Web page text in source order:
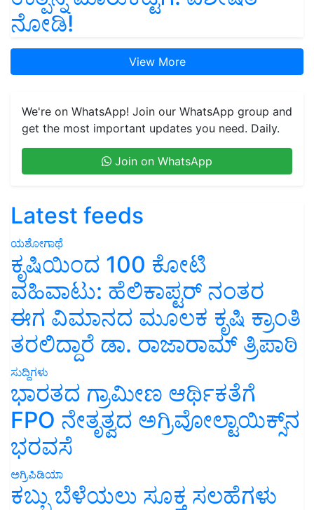
ನೋಡಿ!
View More
We're on WhatsApp! Join our WhatsApp group and
get the most important updates you need. Daily.
Join on WhatsApp
Latest feeds
ಯಶೋಗಾಥೆ
ಕೃಷಿಯಿಂದ 100 ಕೋಟಿ
ವಹಿವಾಟು: ಹೆಲಿಕಾಪ್ಟರ್ ನಂತರ
ಈಗ ವಿಮಾನದ ಮೂಲಕ ಕೃಷಿ ಕ್ರಾಂತಿ
ತರಲಿದ್ದಾರೆ ಡಾ. ರಾಜಾರಾಮ್ ತ್ರಿಪಾಠಿ
ಸುದ್ದಿಗಳು
ಭಾರತದ ಗ್ರಾಮೀಣ ಆರ್ಥಿಕತೆಗೆ
FPO ನೇತೃತ್ವದ ಅಗ್ರಿವೋಲ್ಟಾಯಿಕ್ಸ್‌ನ
ಭರವಸೆ
ಅಗ್ರಿಪಿಡಿಯಾ
ಕಬ್ಬು ಬೆಳೆಯಲು ಸೂಕ್ತ ಸಲಹೆಗಳು